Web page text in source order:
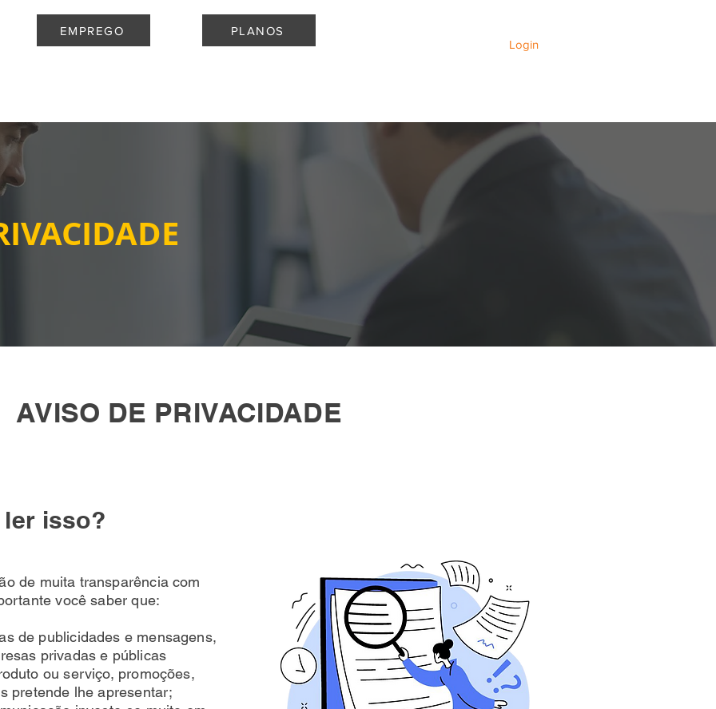
EMPREGO
PLANOS
Login
AVISO DE PRIVACIDADE
ler isso?
de muita transparência com
você saber que:
de publicidades e mensagens,
privadas e públicas
ou serviço, promoções,
pretende lhe apresentar;